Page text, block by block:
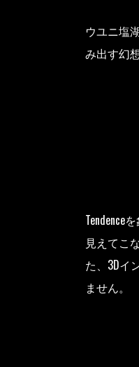
ウユニ塩
み出す幻
Tendence
見えてこ
た、3Dイ
ません。